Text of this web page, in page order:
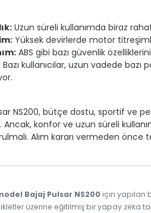
Uzun süreli kullanımda biraz
Yüksek devirlerde motor
ABS gibi bazı güvenlik
Bazı kullanıcılar, uzun vadede
NS200, bütçe dostu, sportif ve
Ancak, konfor ve uzun süreli
Alım kararı vermeden önce
Bajaj Pulsar NS200 için yapılan
üzerine eğitilmiş bir yapay zeka